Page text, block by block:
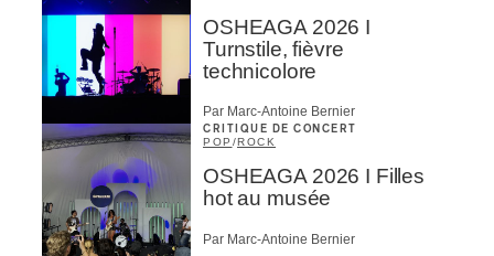
OSHEAGA 2026 I
Turnstile, fièvre
technicolore
Par Marc-Antoine Bernier
CRITIQUE DE CONCERT
POP /ROCK
OSHEAGA 2026 I Filles
hot au musée
Par Marc-Antoine Bernier